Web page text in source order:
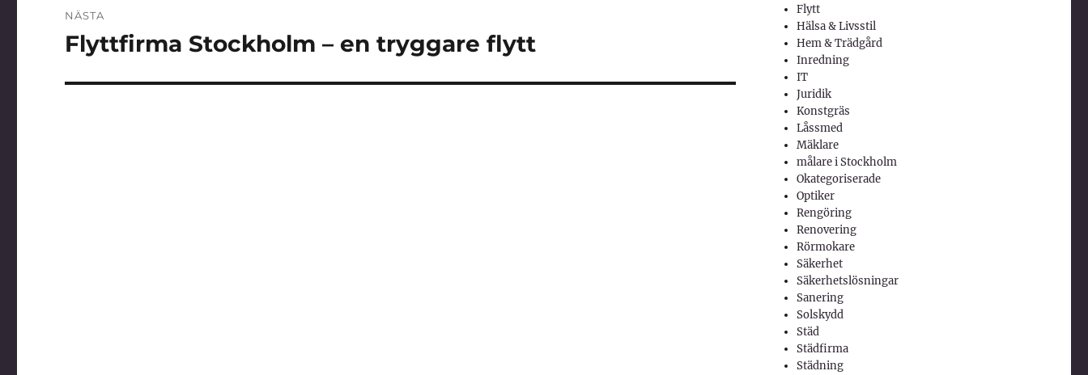
NÄSTA
Nästa
Flyttfirma Stockholm – en tryggare flytt
Flytt
Hälsa & Livsstil
Hem & Trädgård
Inredning
IT
Juridik
Konstgräs
Låssmed
Mäklare
målare i Stockholm
Okategoriserade
Optiker
Rengöring
Renovering
Rörmokare
Säkerhet
Säkerhetslösningar
Sanering
Solskydd
Städ
Städfirma
Städning